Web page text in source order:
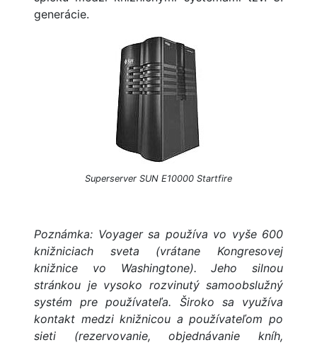
generácie.
Superserver SUN E10000 Startfire
Poznámka: Voyager sa používa vo vyše 600
knižniciach sveta (vrátane Kongresovej
knižnice vo Washingtone). Jeho silnou
stránkou je vysoko rozvinutý samoobslužný
systém pre používateľa. Široko sa využíva
kontakt medzi knižnicou a používateľom po
sieti (rezervovanie, objednávanie kníh,